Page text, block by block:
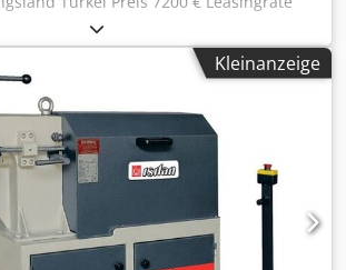
- Baustahl 4 mm Ausladung 200
nm Werkzeuganzahl 4 Stk.
126 mm Drehzahl 10 1/min Länge
mm Höhe 1200 mm Djdpfx Abeynm
460 kg Selbstbremsender Reduktormotor
Rückwärtslauf verstellbare
mit Bronzelagern 4 Walzensätze
in DEUTSCH oderENGLISCH
CE Vorschriften ALTERNATIVE (PREIS
HIBKS 4,0 mit hydraulischer
Kleinanzeige